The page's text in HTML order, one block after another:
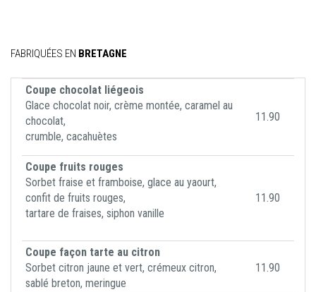
FABRIQUÉES EN BRETAGNE
Coupe chocolat liégeois
Glace chocolat noir, crème montée, caramel au
chocolat,
crumble, cacahuètes
11.90
Coupe fruits rouges
Sorbet fraise et framboise, glace au yaourt,
confit de fruits rouges,
tartare de fraises, siphon vanille
11.90
Coupe façon tarte au citron
Sorbet citron jaune et vert, crémeux citron,
sablé breton, meringue
11.90